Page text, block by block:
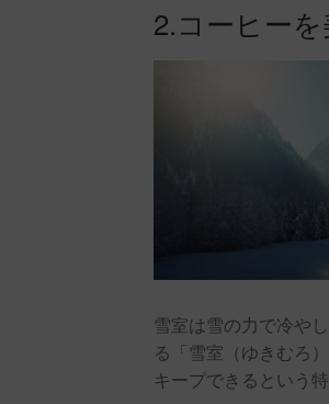
2.コーヒー
雪室は雪の力で冷や
る「雪室（ゆきむろ
キープできるという